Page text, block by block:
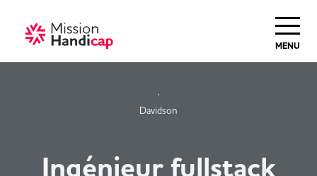
MENU
Davidson
Ingénieur fullstack